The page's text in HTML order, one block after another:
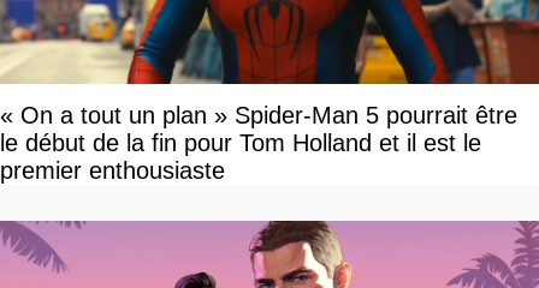
« On a tout un plan » Spider-Man 5 pourrait être
le début de la fin pour Tom Holland et il est le
premier enthousiaste